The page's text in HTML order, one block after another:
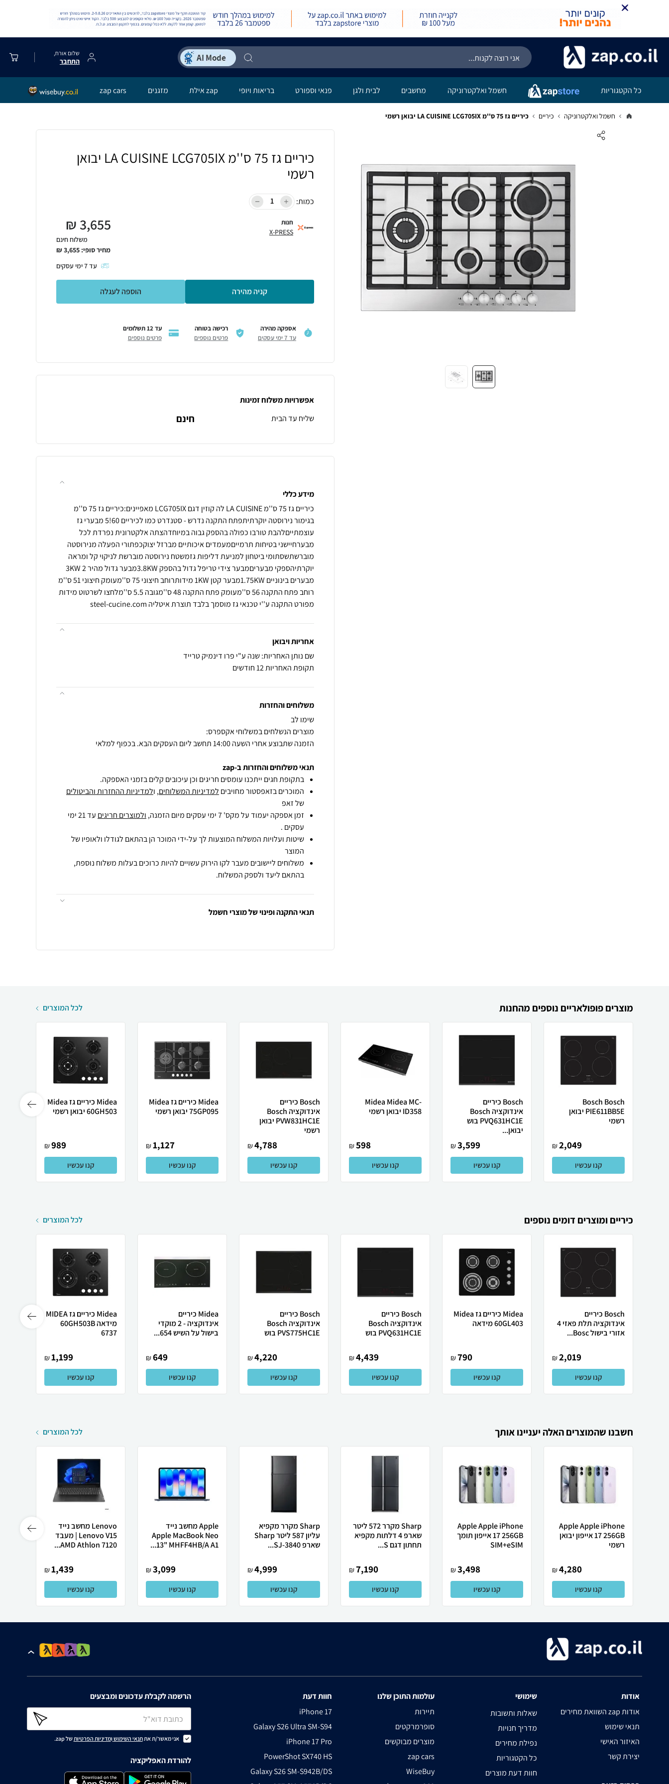
שלום אורח,
התחבר
כל הקטגוריות חשמל ואלקטרוניקה מחשבים לבית ולגן פנאי וספורט בריאות ויופי zap אילת מזגנים zap cars
חשמל ואלקטרוניקה כיריים כיריים גז 75 ס''מ LA CUISINE LCG705IX יבואן רשמי
כיריים גז 75 ס''מ LA CUISINE LCG705IX יבואן
רשמי
כמות:
חנות
X-PRESS
3,655
₪
משלוח חינם
מחיר סופי: 3,655
₪
עד7ימי עסקים
קניה מהירה הוספה לעגלה
אספקה מהירה
עד 7 ימי עסקים
רכישה בטוחה
פרטים נוספים
עד 12 תשלומים
פרטים נוספים
אפשרויות משלוח זמינות
שליח עד הבית
חינם
מידע כללי
כיריים גז 75 ס''מ LA CUISINE לה קוזין דגם LCG705IX מאפיינים:כיריים גז 75 ס''מ
בגימור נירוסטה יוקרתיתפתח התקנה נדרש - סטנדרט כמו לכיריים 60!5 מבערי גז
עוצמתייםלהבת טורבו כפולה בהספק גבוה במיוחדהצתה אלקטרונית נפרדת לכל
מבערחיישני בטיחות תרמייםמעמדים איכותיים מברזל יצוקכפתורי הפעלה מנירוסטה
מוברשתשסתומי ביטחון למניעת דליפות גזמשטח נירוסטה מוברשת לניקוי קל ומראה
יוקרתיהספקי מבעריםמבער צידי טריפל גדול בהספק 3.8KWמבער גדול מהיר 3KW 2
מבערים בינוניים 1.75KWמבער קטן 1KW מידותרוחב חיצוני 75 ס''מעומק חיצוני 51 ס''מ
רוחב פתח התקנה 56 ס''מעומק פתח התקנה 48 ס''מגובה 5.5 ס''מלחצו לשרטוט מידות
מפורט התקנה ע''י טכנאי גז מוסמך בלבד תוצרת איטליה steel-cucine.com
אחריות ויבואן
שם נותן האחריות: שנה ע"י פרו דינמיק טרייד
תקופת האחריות 12 חודשים
משלוחים והחזרות
הזמנה שתבוצע אחרי השעה 14:00 תחשב ליום העסקים הבא. בכפוף למלאי
תנאי משלוחים והחזרות ב-zap
בתקופת חגים ייתכנו עומסים חריגים וכן עיכובים קלים בזמני האספקה.
המוכרים בזאפסטור מחויבים למדיניות המשלוחים, ולמדיניות ההחזרות והביטולים
של זאפ
זמן אספקה יעמוד על מקס' 7 ימי עסקים מיום הזמנה,
ולמוצרים חריגים
עד 21 ימי
עסקים .
שיטות ועלויות המשלוח המוצעות לך על-ידי המוכר הן בהתאם לגודלו ולאופיו של
המוצר
משלוחים ליישובים מעבר לקו הירוק עשויים להיות כרוכים בעלות משלוח נוספת,
בהתאם ליעד ולספק המשלוח.
תנאי התקנה ופינוי של מוצרי חשמל
מוצרים פופולאריים נוספים מהחנות לכל המוצרים
Bosch Bosch
PIE611BB5E יבואן
רשמי
2,049
₪
קנו עכשיו
Bosch ‏כיריים
אינדוקציה Bosch
PVQ631HC1E בוש
יבואן...
3,599
₪
קנו עכשיו
Midea Midea MC-
ID358 יבואן רשמי
598
₪
קנו עכשיו
Bosch כיריים
אינדוקציה Bosch
PVW831HC1E יבואן
רשמי
4,788
₪
קנו עכשיו
Midea כיריים גז Midea
75GP095 יבואן רשמי
1,127
₪
קנו עכשיו
Midea ‏כיריים גז Midea
60GH503 יבואן רשמי
989
₪
קנו עכשיו
כיריים ומוצרים דומים נוספים לכל המוצרים
Bosch כיריים
אינדוקציה תלת פאזי 4
אזורי בישול Bosc...
2,019
₪
קנו עכשיו
Midea ‏כיריים גז Midea
60GL403 מידאה
790
₪
קנו עכשיו
Bosch ‏כיריים
אינדוקציה Bosch
PVQ631HC1E בוש
4,439
₪
קנו עכשיו
Bosch ‏כיריים
אינדוקציה Bosch
PVS775HC1E בוש
4,220
₪
קנו עכשיו
Midea כיריים
אינדוקציה - 2 מוקדי
בישול על השיש 654...
649
₪
קנו עכשיו
Midea כיריים גז MIDEA
מידאה 60GH503B
6737
1,199
₪
קנו עכשיו
חשבנו שהמוצרים האלה יעניינו אותך לכל המוצרים
Apple Apple iPhone
17 256GB אייפון יבואן
רשמי
4,280
₪
קנו עכשיו
Apple Apple iPhone
17 256GB אייפון תומך
SIM+eSIM
3,498
₪
קנו עכשיו
Sharp מקרר 572 ליטר
שארפ 4 דלתות מקפיא
תחתון דגם S...
7,190
₪
קנו עכשיו
Sharp מקרר מקפיא
עליון 587 ליטר Sharp
שארפ SJ-3840...
4,999
₪
קנו עכשיו
Apple מחשב נייד
Apple MacBook Neo
13" MHFF4HB/A A1...
3,099
₪
קנו עכשיו
Lenovo מחשב נייד
Lenovo V15 | מעבד
AMD Athlon 7120...
1,439
₪
קנו עכשיו
אודות
השוואת מחירים zap אודות
תנאי שימוש
האיזור האישי
יצירת קשר
שימושי
שאלות ותשובות
מדריך חנויות
נפילת מחירים
כל הקטגוריות
חוות דעת מוצרים
עולמות התוכן שלנו
תיירות
סופרמרקטים
מוצרים מבוקשים
zap cars
WiseBuy
חוות דעת
iPhone 17
Galaxy S26 Ultra SM-S94
iPhone 17 Pro
PowerShot SX740 HS
Galaxy S26 SM-S942B/DS
הרשמה לקבלת עדכונים ומבצעים
אני מאשר/ת אתתנאי השימושומדיניות הפרטיותשל zap.
להורדת האפליקציה